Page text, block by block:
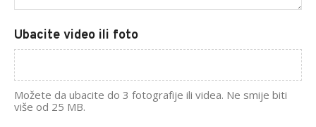
Ubacite video ili foto
Možete da ubacite do 3 fotografije ili videa. Ne smije biti
više od 25 MB.